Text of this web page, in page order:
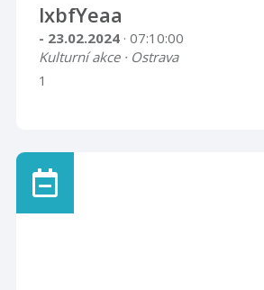
lxbfYeaa
- 23.02.2024 · 07:10:00
Kulturní akce · Ostrava
1